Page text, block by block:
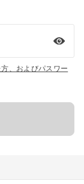
、およびパスワー